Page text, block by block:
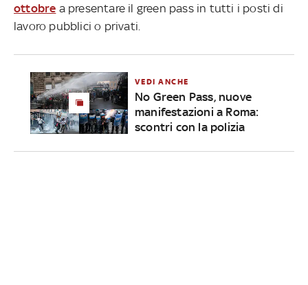
ottobre a presentare il green pass in tutti i posti di
lavoro pubblici o privati.
VEDI ANCHE
No Green Pass, nuove
manifestazioni a Roma:
scontri con la polizia